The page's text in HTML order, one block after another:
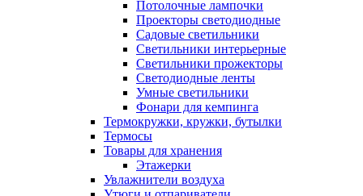
Потолочные лампочки
Проекторы светодиодные
Садовые светильники
Светильники интерьерные
Светильники прожекторы
Светодиодные ленты
Умные светильники
Фонари для кемпинга
Термокружки, кружки, бутылки
Термосы
Товары для хранения
Этажерки
Увлажнители воздуха